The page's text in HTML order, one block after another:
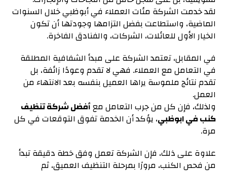
لقد خدمت الشركة مئات العملاء في أبوظبي خلال السنوات
الماضية، واستطاعت بفضل التزامها وجودتها أن تكون
الخيار الأول للعائلات، الشركات، والفنادق الفاخرة.
في المقابل، تعتمد الشركة على مبدأ الشفافية المطلقة
في التعامل مع العملاء. فهي لا تقدم وعودًا زائفة، بل
تقدم نتائج ملموسة يراها العميل بنفسه بعد الانتهاء من
العمل.
ولذلك، فإن كل من جرب التعامل معأفضل شركة تنظيف
كنب في ابوظبي، يؤكد أن الخدمة تفوق التوقعات في كل
مرة.
علاوة على ذلك، فإن الشركة تعمل وفق خطة دقيقة تبدأ
من فحص الكنب، مرورًا بمرحلة التنظيف العميق، ثم